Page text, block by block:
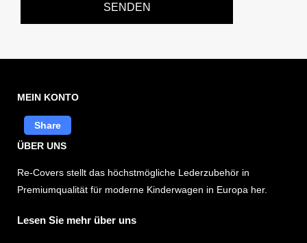
SENDEN
MEIN KONTO
Share
ÜBER UNS
Re-Covers stellt das höchstmögliche Lederzubehör in
Premiumqualität für moderne Kinderwagen in Europa her.
Lesen Sie mehr über uns